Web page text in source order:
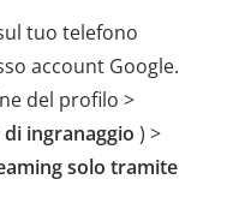
tuo telefono
account Google.
del profilo >
ingranaggio ) >
solo tramite